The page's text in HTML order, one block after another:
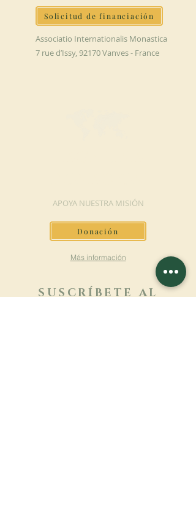
Solicitud de financiación
Associatio Internationalis Monastica
7 rue d’Issy, 92170 Vanves - France
APOYA NUESTRA MISIÓN
Donación
Más información
SUSCRÍBETE AL